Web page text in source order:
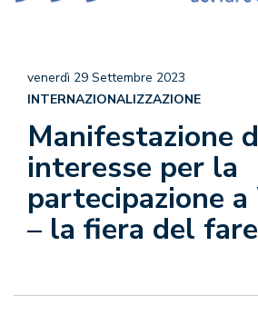
Manifestazione
interesse per la
partecipazione
– la fiera del
venerdì 29 Settembre 2023
INTERNAZIONALIZZAZIONE